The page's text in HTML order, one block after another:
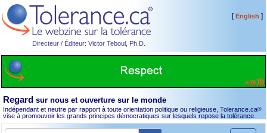
Directeur / Éditeur: Victor Teboul, Ph.D.
[English ]
Regard sur nous et ouverture sur le monde
Indépendant et neutre par rapport à toute orientation politique ou religieuse, Tolerance.ca®
vise à promouvoir les grands principes démocratiques sur lesquels repose la tolérance.